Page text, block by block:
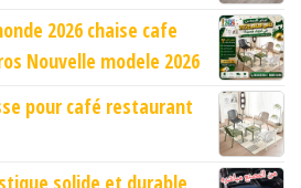
2026 chaise cafe
Nouvelle modele 2026
pour café restaurant
solide et durable